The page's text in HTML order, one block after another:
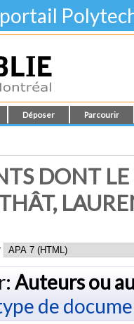
Déposer Parcourir
DONT
Auteurs ou
de